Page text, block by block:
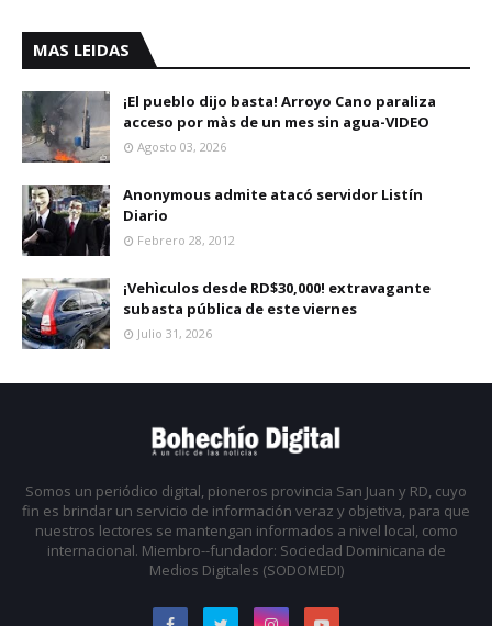
MAS LEIDAS
¡El pueblo dijo basta! Arroyo Cano paraliza
acceso por màs de un mes sin agua-VIDEO
Agosto 03, 2026
Anonymous admite atacó servidor Listín
Diario
Febrero 28, 2012
¡Vehìculos desde RD$30,000! extravagante
subasta pública de este viernes
Julio 31, 2026
Somos un periódico digital, pioneros provincia San Juan y RD, cuyo
fin es brindar un servicio de información veraz y objetiva, para que
nuestros lectores se mantengan informados a nivel local, como
internacional. Miembro--fundador: Sociedad Dominicana de
Medios Digitales (SODOMEDI)